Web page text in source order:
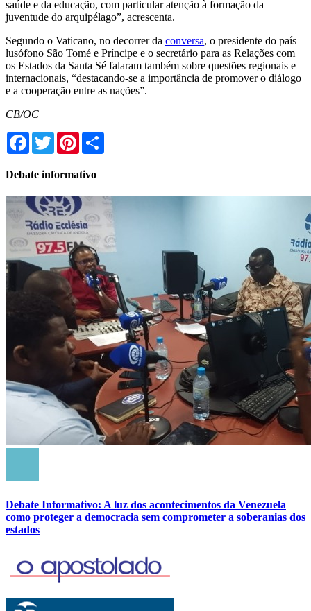
saúde e da educação, com particular atenção à formação da
juventude do arquipélago”, acrescenta.
Segundo o Vaticano, no decorrer da conversa, o presidente do país
lusófono São Tomé e Príncipe e o secretário para as Relações com
os Estados da Santa Sé falaram também sobre questões regionais e
internacionais, “destacando-se a importância de promover o diálogo
e a cooperação entre as nações”.
CB/OC
Facebook
TwitterPinterest
Debate informativo
Debate Informativo: A luz dos acontecimentos da Venezuela
como proteger a democracia sem comprometer a soberanias dos
estados